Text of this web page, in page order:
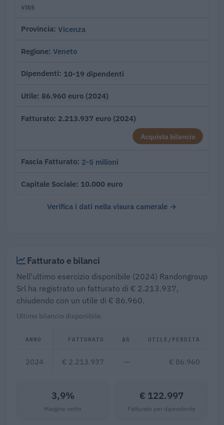
VIES
Provincia Vicenza
Regione Veneto
Dipendenti 10-19 dipendenti
Utile 86.960 euro (2024)
Fatturato 2.213.937 euro (2024)
Acquista bilancio
Fascia Fatturato 2-5 milioni
Capitale Sociale 10.000 euro
Verifica i dati nella visura camerale →
Fatturato e bilanci
Nell'ultimo esercizio disponibile (2024) Randongroup
Srl ha registrato un fatturato di € 2.213.937,
chiudendo con un utile di € 86.960.
Ultimo bilancio disponibile.
ANNO FATTURATO Δ% UTILE/PERDITA
2024 € 2.213.937 — € 86.960
3,9%
Margine netto
€ 122.997
Fatturato per dipendente